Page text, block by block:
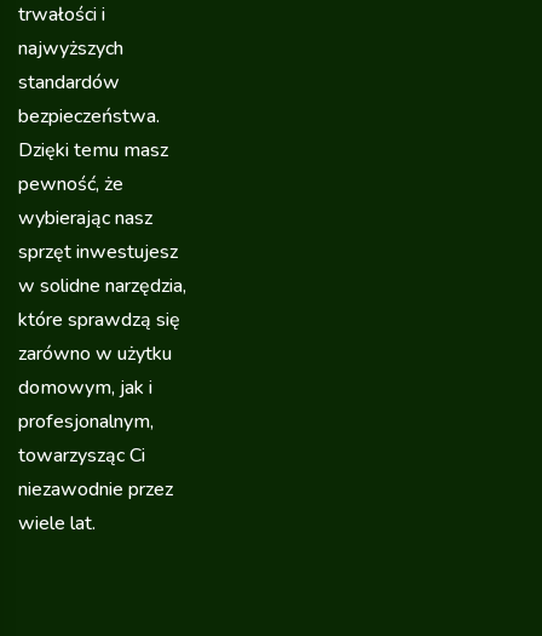
trwałości i
najwyższych
standardów
bezpieczeństwa.
Dzięki temu masz
pewność, że
wybierając nasz
sprzęt inwestujesz
w solidne narzędzia,
które sprawdzą się
zarówno w użytku
domowym, jak i
profesjonalnym,
towarzysząc Ci
niezawodnie przez
wiele lat.